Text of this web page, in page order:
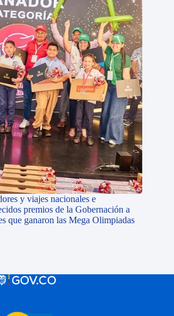
y viajes nacionales e
premios de la Gobernación a
que ganaron las Mega Olimpiadas